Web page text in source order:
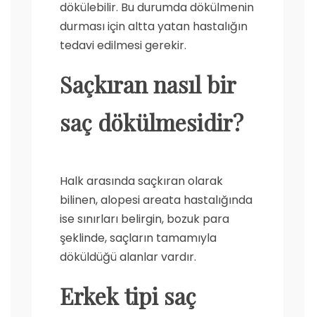
dökülebilir. Bu durumda dökülmenin
durması için altta yatan hastalığın
tedavi edilmesi gerekir.
Saçkıran nasıl bir
saç dökülmesidir?
Halk arasında saçkıran olarak
bilinen, alopesi areata hastalığında
ise sınırları belirgin, bozuk para
şeklinde, saçların tamamıyla
döküldüğü alanlar vardır.
Erkek tipi saç